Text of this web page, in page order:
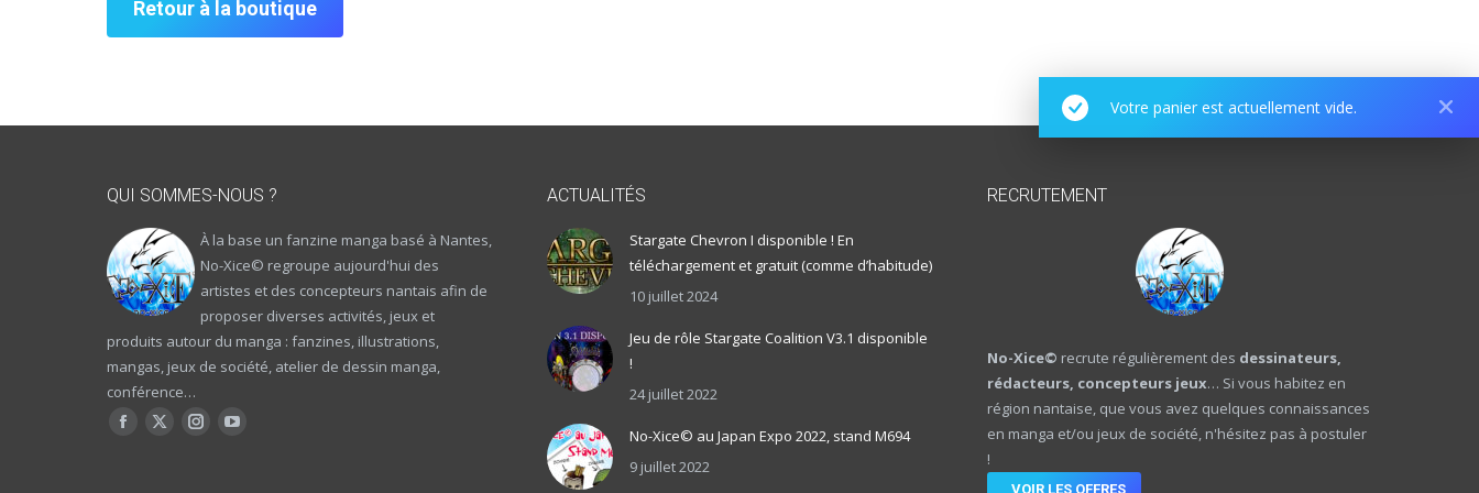
Votre panier est actuellement vide.
Retour à la boutique
QUI SOMMES-NOUS ?
À la base un fanzine manga basé à Nantes,
No-Xice© regroupe aujourd'hui des
artistes et des concepteurs nantais afin de
proposer diverses activités, jeux et
produits autour du manga : fanzines, illustrations,
mangas, jeux de société, atelier de dessin manga,
conférence…
ACTUALITÉS
Stargate Chevron I disponible ! En
téléchargement et gratuit (comme d’habitude)
10 juillet 2024
Jeu de rôle Stargate Coalition V3.1 disponible
!
24 juillet 2022
No-Xice© au Japan Expo 2022, stand M694
9 juillet 2022
RECRUTEMENT
No-Xice© recrute régulièrement des dessinateurs,
rédacteurs, concepteurs jeux… Si vous habitez en
région nantaise, que vous avez quelques connaissances
en manga et/ou jeux de société, n'hésitez pas à postuler
!
VOIR LES OFFRES